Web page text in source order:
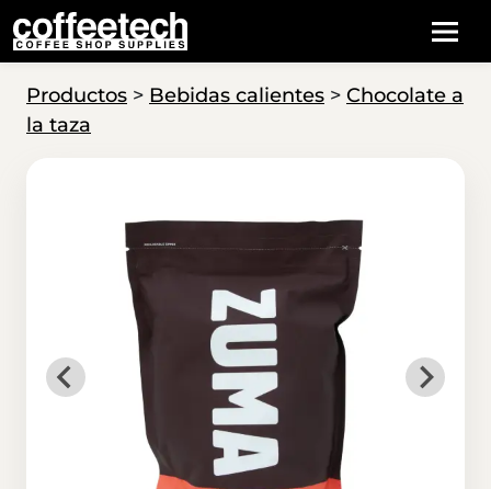
Productos > Bebidas calientes > Chocolate a
la taza